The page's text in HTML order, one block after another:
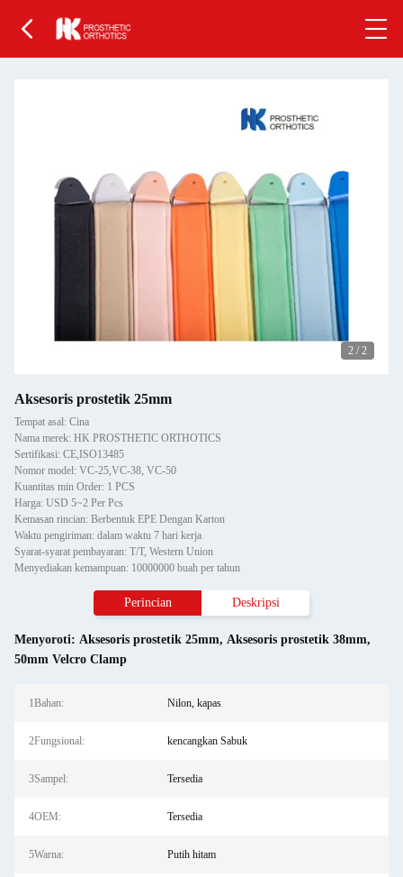
2 / 2
Aksesoris prostetik 25mm
Tempat asal: Cina
Nama merek: HK PROSTHETIC ORTHOTICS
Sertifikasi: CE,ISO13485
Nomor model: VC-25,VC-38, VC-50
Kuantitas min Order: 1 PCS
Harga: USD 5~2 Per Pcs
Kemasan rincian: Berbentuk EPE Dengan Karton
Waktu pengiriman: dalam waktu 7 hari kerja
Syarat-syarat pembayaran: T/T, Western Union
Menyediakan kemampuan: 10000000 buah per tahun
Perincian Deskripsi
Menyoroti: Aksesoris prostetik 25mm, Aksesoris prostetik 38mm,
50mm Velcro Clamp
1Bahan: Nilon, kapas
2Fungsional: kencangkan Sabuk
3Sampel: Tersedia
4OEM: Tersedia
5Warna: Putih hitam